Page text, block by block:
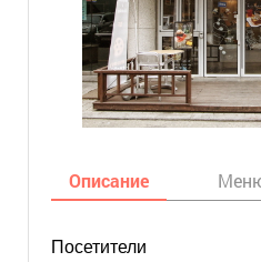
Описание
Посетители